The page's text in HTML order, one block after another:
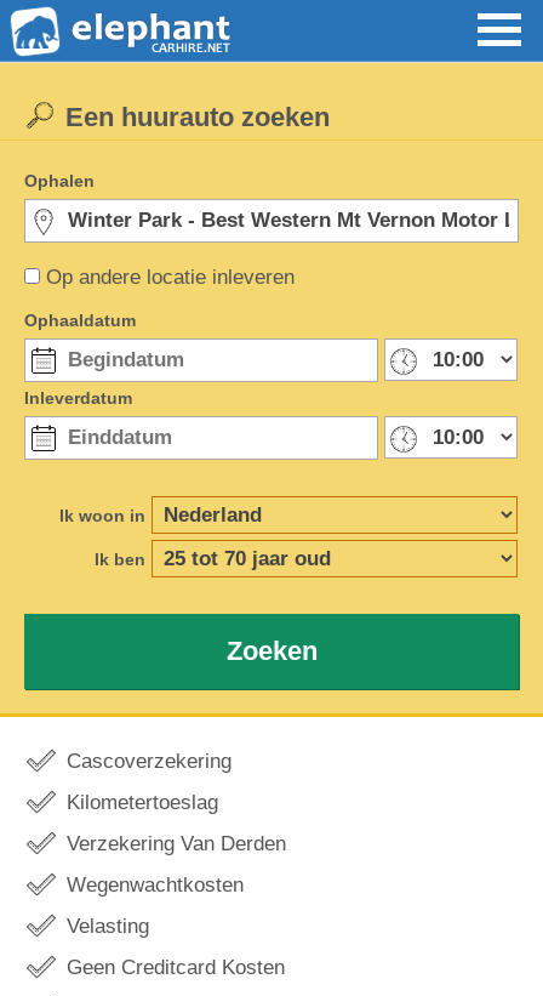
Op andere locatie inleveren
Een huurauto zoeken
Ophalen
Ophaaldatum
Inleverdatum
Ik woon in
Ik ben
Zoeken
Cascoverzekering
Kilometertoeslag
Verzekering Van Derden
Wegenwachtkosten
Velasting
Geen Creditcard Kosten